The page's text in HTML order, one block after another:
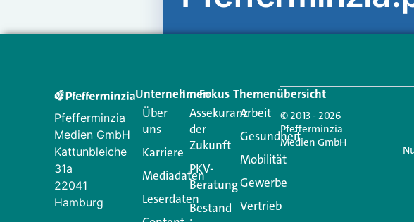
Pfefferminzia
Medien GmbH
Kattunbleiche
31a
22041
Hamburg
Unternehmen
Über
uns
Karriere
Mediadaten
Leserdaten
Im Fokus
Assekuranz
der
Zukunft
PKV-
Beratung
Bestand
Themenübersicht
Arbeit
Gesundheit
Mobilität
Gewerbe
Vertrieb
© 2013 - 2026
Pfefferminzia
Medien GmbH